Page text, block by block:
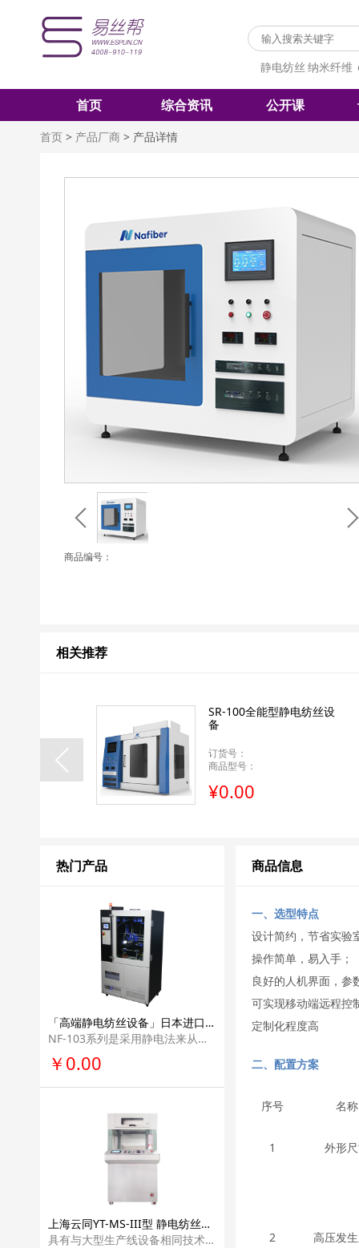
静电纺丝 纳米纤维
首页 综合资讯 公开课
首页 > 产品厂商 > 产品详情
商品编号：
相关推荐
SR-100全能型静电纺丝设
备
订货号：
商品型号：
¥0.00
商品信息
一、选型特点
设计简约，节省实验
操作简单，易入手；
良好的人机界面，参
可实现移动端远程控
定制化程度高
二、配置方案
序号 名称
1 外形
2 高压发
热门产品
「高端静电纺丝设备」日本进口MECC纳米静电纺丝机NF-103高端高校纳米纤维静电纺丝科研单位实验室设备
NF-103系列是采用静电法来从事纳米纤维纺织的高端机型。 可升级，并具有世界 上最先进纳米纤维纺丝技术的设备。
￥0.00
上海云同YT-MS-III型 静电纺丝实验室设备纳米纤维科研单位实验室设备仪器
具有与大型生产线设备相同技术的螺旋无针纺纳米 纤维发生系统。该设备采用两个螺杆作为纺丝电极进行纺丝，可方便快捷的调节两个纺 丝电极的间距，以及与接收极的间距。